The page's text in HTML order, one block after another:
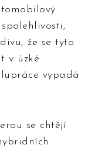
že se tyto
v úzké
vypadá
se chtějí